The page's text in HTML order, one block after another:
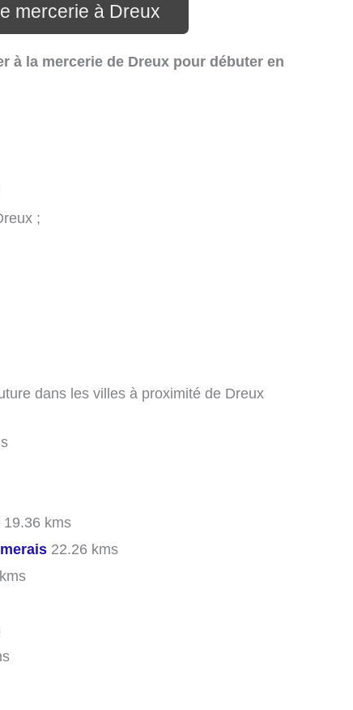
mercerie à Dreux
à la mercerie de Dreux pour débuter en
;
dans les villes à proximité de Dreux
19.36 kms
22.26 kms